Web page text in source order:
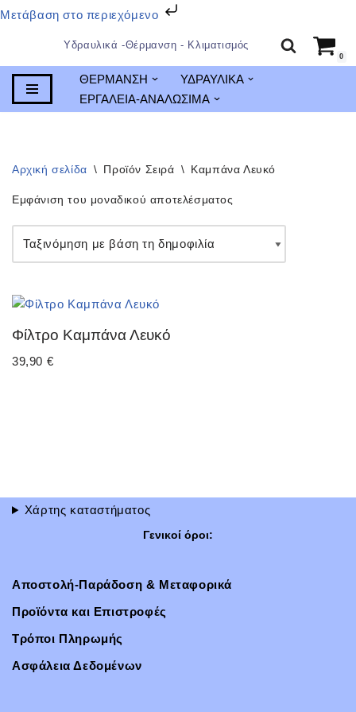
Μετάβαση στο περιεχόμενο
Μεταπηδήστε
στο
περιεχόμενο
Υδραυλικά -Θέρμανση - Κλιματισμός
0
ΘΕΡΜΑΝΣΗ
ΥΔΡΑΥΛΙΚΑ
ΕΡΓΑΛΕΙΑ-ΑΝΑΛΩΣΙΜΑ
Αρχική σελίδα \ Προϊόν Σειρά \ Καμπάνα Λευκό
Εμφάνιση του μοναδικού αποτελέσματος
Φίλτρο Καμπάνα Λευκό
39,90 €
Χάρτης καταστήματος
Γενικοί όροι:
Αποστολή-Παράδοση & Μεταφορικά
Προϊόντα και Επιστροφές
Τρόποι Πληρωμής
Ασφάλεια Δεδομένων